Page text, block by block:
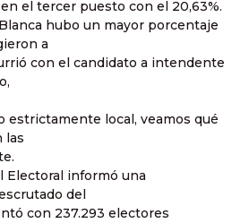
el tercer puesto con el 20,63%.
hubo un mayor porcentaje
a
con el candidato a intendente
estrictamente local, veamos qué
las
Electoral informó una
del
con 237.293 electores